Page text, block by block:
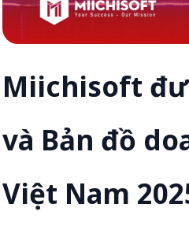
Miichisoft
và Bản đồ
Việt Nam